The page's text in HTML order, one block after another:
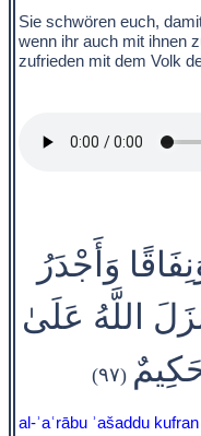
Sie schwören euch,
wenn ihr auch mit ihnen
zufrieden mit dem Volk
وَأَجْدَرُ
اللَّهُ عَلَىٰ
(٩٧)
al-ʾaʿrābu ʾašaddu